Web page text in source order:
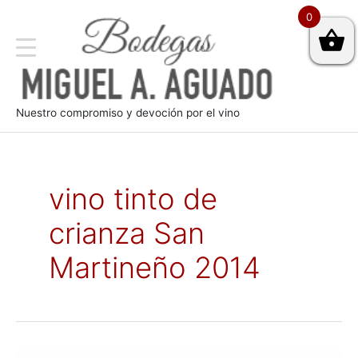
Nuestro compromiso y devoción por el vino
vino tinto de
crianza San
Martineño 2014
0